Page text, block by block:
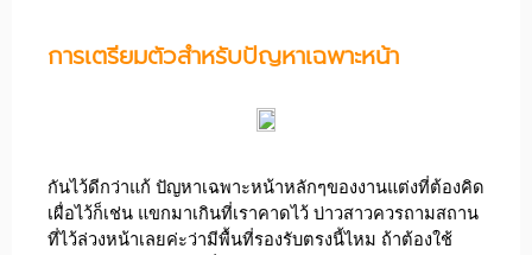
การเตรียมตัวสำหรับปัญหาเฉพาะหน้า
กันไว้ดีกว่าแก้ ปัญหาเฉพาะหน้าหลักๆของงานแต่งที่ต้องคิด
เผื่อไว้ก็เช่น แขกมาเกินที่เราคาดไว้ บ่าวสาวควรถามสถาน
ที่ไว้ล่วงหน้าเลยค่ะว่ามีพื้นที่รองรับตรงนี้ไหม ถ้าต้องใช้